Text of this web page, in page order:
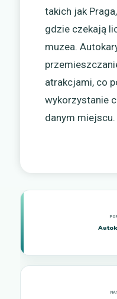
takich jak
gdzie czekają
muzea.
atrakcjami, co
wykorzystanie
danym miejscu.